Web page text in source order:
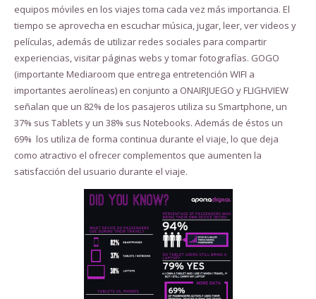
equipos móviles en los viajes toma cada vez más importancia. El
tiempo se aprovecha en escuchar música, jugar, leer, ver videos y
películas, además de utilizar redes sociales para compartir
experiencias, visitar páginas webs y tomar fotografías. GOGO
(importante Mediaroom que entrega entretención WIFI a
importantes aerolíneas) en conjunto a ONAIRJUEGO y FLIGHVIEW
señalan que un 82% de los pasajeros utiliza su Smartphone, un
37% sus Tablets y un 38% sus Notebooks. Además de éstos un
69% los utiliza de forma continua durante el viaje, lo que deja
como atractivo el ofrecer complementos que aumenten la
satisfacción del usuario durante el viaje.